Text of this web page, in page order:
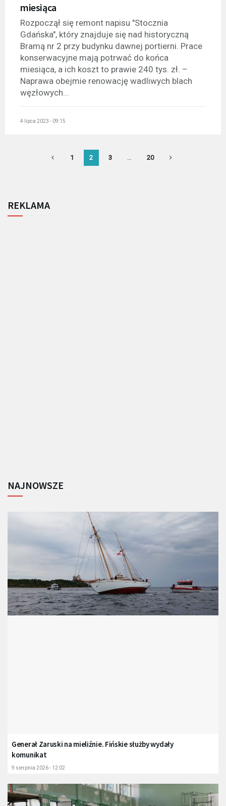
miesiąca
Rozpoczął się remont napisu "Stocznia
Gdańska", który znajduje się nad historyczną
Bramą nr 2 przy budynku dawnej portierni. Prace
konserwacyjne mają potrwać do końca
miesiąca, a ich koszt to prawie 240 tys. zł. –
Naprawa obejmie renowację wadliwych blach
węzłowych...
4 lipca 2023 - 09:15
1 2 3 … 20
REKLAMA
NAJNOWSZE
Generał Zaruski na mieliźnie. Fińskie służby wydały
komunikat
9 sierpnia 2026 - 12:02